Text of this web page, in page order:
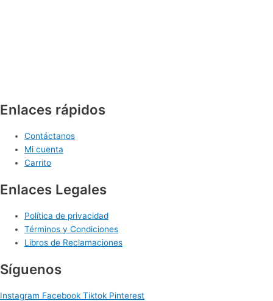
Enlaces rápidos
Contáctanos
Mi cuenta
Carrito
Enlaces Legales
Política de privacidad
Términos y Condiciones
Libros de Reclamaciones
Síguenos
Instagram Facebook Tiktok Pinterest